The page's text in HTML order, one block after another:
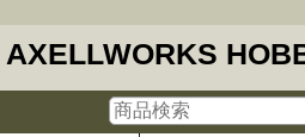
AXELLWORKS